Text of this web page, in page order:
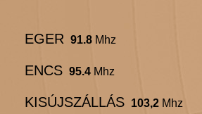
EGER 91.8 Mhz
ENCS 95.4 Mhz
KISÚJSZÁLLÁS 103,2 Mhz